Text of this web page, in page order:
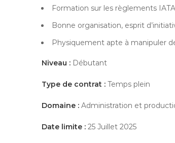
Formation sur les règlements
Bonne organisation, esprit
Physiquement apte à manipuler
Niveau : Débutant
Type de contrat : Temps plein
Domaine : Administration et
Date limite : 25 Juillet 2025